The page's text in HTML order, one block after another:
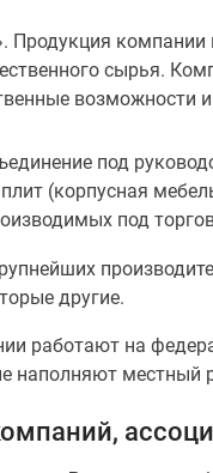
Продукция компании
сырья.
возможности
под
(корпусная
под
другие.
работают на
наполняют